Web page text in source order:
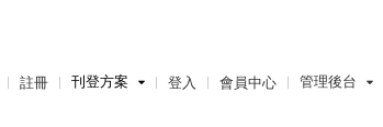
註冊 刊登方案 登入 會員中心 管理後台